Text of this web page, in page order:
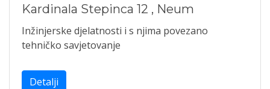
Kardinala Stepinca 12 , Neum
Inžinjerske djelatnosti i s njima povezano
tehničko savjetovanje
Detalji